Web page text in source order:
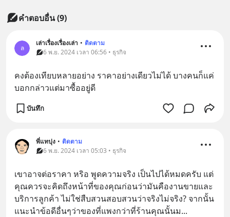
คำตอบอื่น(9)
ล
เล่าเรื่องเรื่องเล่า • ติดตาม
6 พ.ย. 2024 เวลา 06:56 • ธุรกิจ
คงต้องเทียบหลายอย่าง ราคาอย่างเดียวไม่ได้ บางคนก็แค่
บอกกล่าวแต่มาซื้ออยู่ดี
บันทึก
พี่แทปุง • ติดตาม
6 พ.ย. 2024 เวลา 05:03 • ธุรกิจ
เขาอาจต่อราคา หริอ พูดความจริง เป็นไปได้หมดครับ แต่
คุณควรจะคิดถึงหน้าที่ของคุณก่อนว่ามันคืองานขายและ
บริการลูกค้า ไม่ใช่สืบสวนสอบสวนว่าจริงไม่จริง? จากนั้น
แนะนำข้อดีอื่นๆว่าของที่แพงกว่าที่ร้านคุณนั้นม...